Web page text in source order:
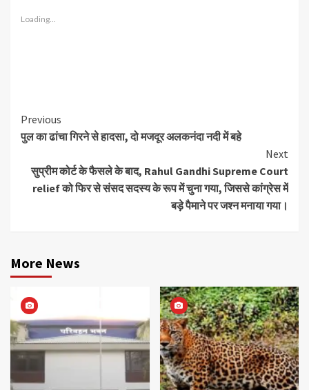
Loading...
Continue
Reading
Previous
पुल का ढांचा गिरने से हादसा, दो मजदूर अलकनंदा नदी में बहे
Next
सुप्रीम कोर्ट के फैसले के बाद, Rahul Gandhi Supreme Court
relief को फिर से संसद सदस्य के रूप में चुना गया, जिससे कांग्रेस में
बड़े पैमाने पर जश्न मनाया गया।
More News